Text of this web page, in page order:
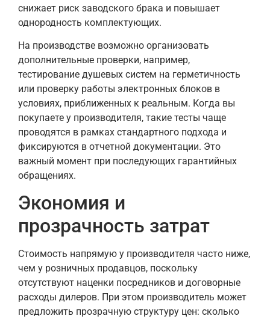
снижает риск заводского брака и повышает
однородность комплектующих.
На производстве возможно организовать
дополнительные проверки, например,
тестирование душевых систем на герметичность
или проверку работы электронных блоков в
условиях, приближенных к реальным. Когда вы
покупаете у производителя, такие тесты чаще
проводятся в рамках стандартного подхода и
фиксируются в отчетной документации. Это
важный момент при последующих гарантийных
обращениях.
Экономия и
прозрачность затрат
Стоимость напрямую у производителя часто ниже,
чем у розничных продавцов, поскольку
отсутствуют наценки посредников и договорные
расходы дилеров. При этом производитель может
предложить прозрачную структуру цен: сколько